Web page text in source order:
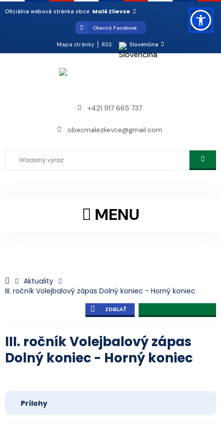
Oficiálna webová stránka obce Malé Zlievce
Obecný Facebook
Mapa stránky RSS Slovenčina
+421 917 665 737
obecmalezlievce@gmail.com
MENU
Aktuality
III. ročník Volejbalový zápas Dolný koniec - Horný koniec
ZDIELAŤ
III. ročník Volejbalový zápas
Dolný koniec - Horný koniec
Prílohy